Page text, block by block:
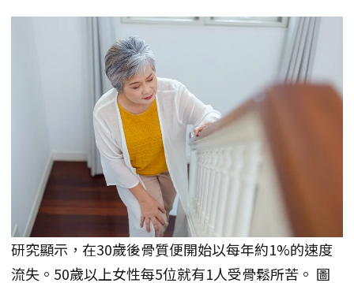
研究顯示，在30歲後骨質便開始以每年約1%的速度
流失。50歲以上女性每5位就有1人受骨鬆所苦。 圖